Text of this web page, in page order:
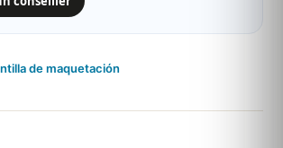
de maquetación